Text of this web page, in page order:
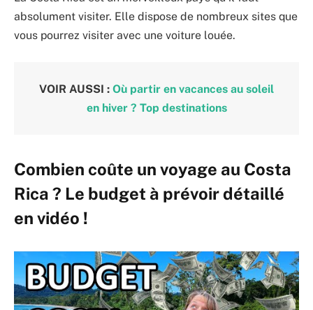
absolument visiter. Elle dispose de nombreux sites que
vous pourrez visiter avec une voiture louée.
VOIR AUSSI : Où partir en vacances au soleil
en hiver ? Top destinations
Combien coûte un voyage au Costa
Rica ? Le budget à prévoir détaillé
en vidéo !